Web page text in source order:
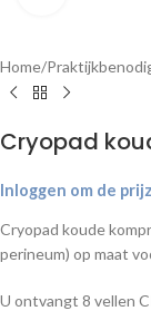
Home
Cryopad
Inloggen om de
Cryopad koude
perineum) op maat
U ontvangt 8 vellen